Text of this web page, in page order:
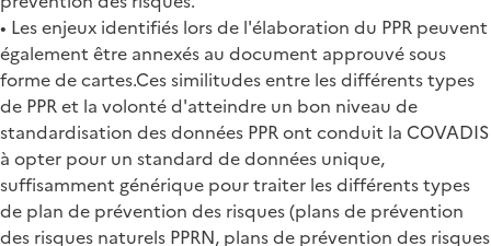
• Les enjeux identifiés lors de l'élaboration du PPR peuvent
également être annexés au document approuvé sous
forme de cartes.Ces similitudes entre les différents types
de PPR et la volonté d'atteindre un bon niveau de
standardisation des données PPR ont conduit la COVADIS
à opter pour un standard de données unique,
suffisamment générique pour traiter les différents types
de plan de prévention des risques (plans de prévention
des risques naturels PPRN, plans de prévention des risques